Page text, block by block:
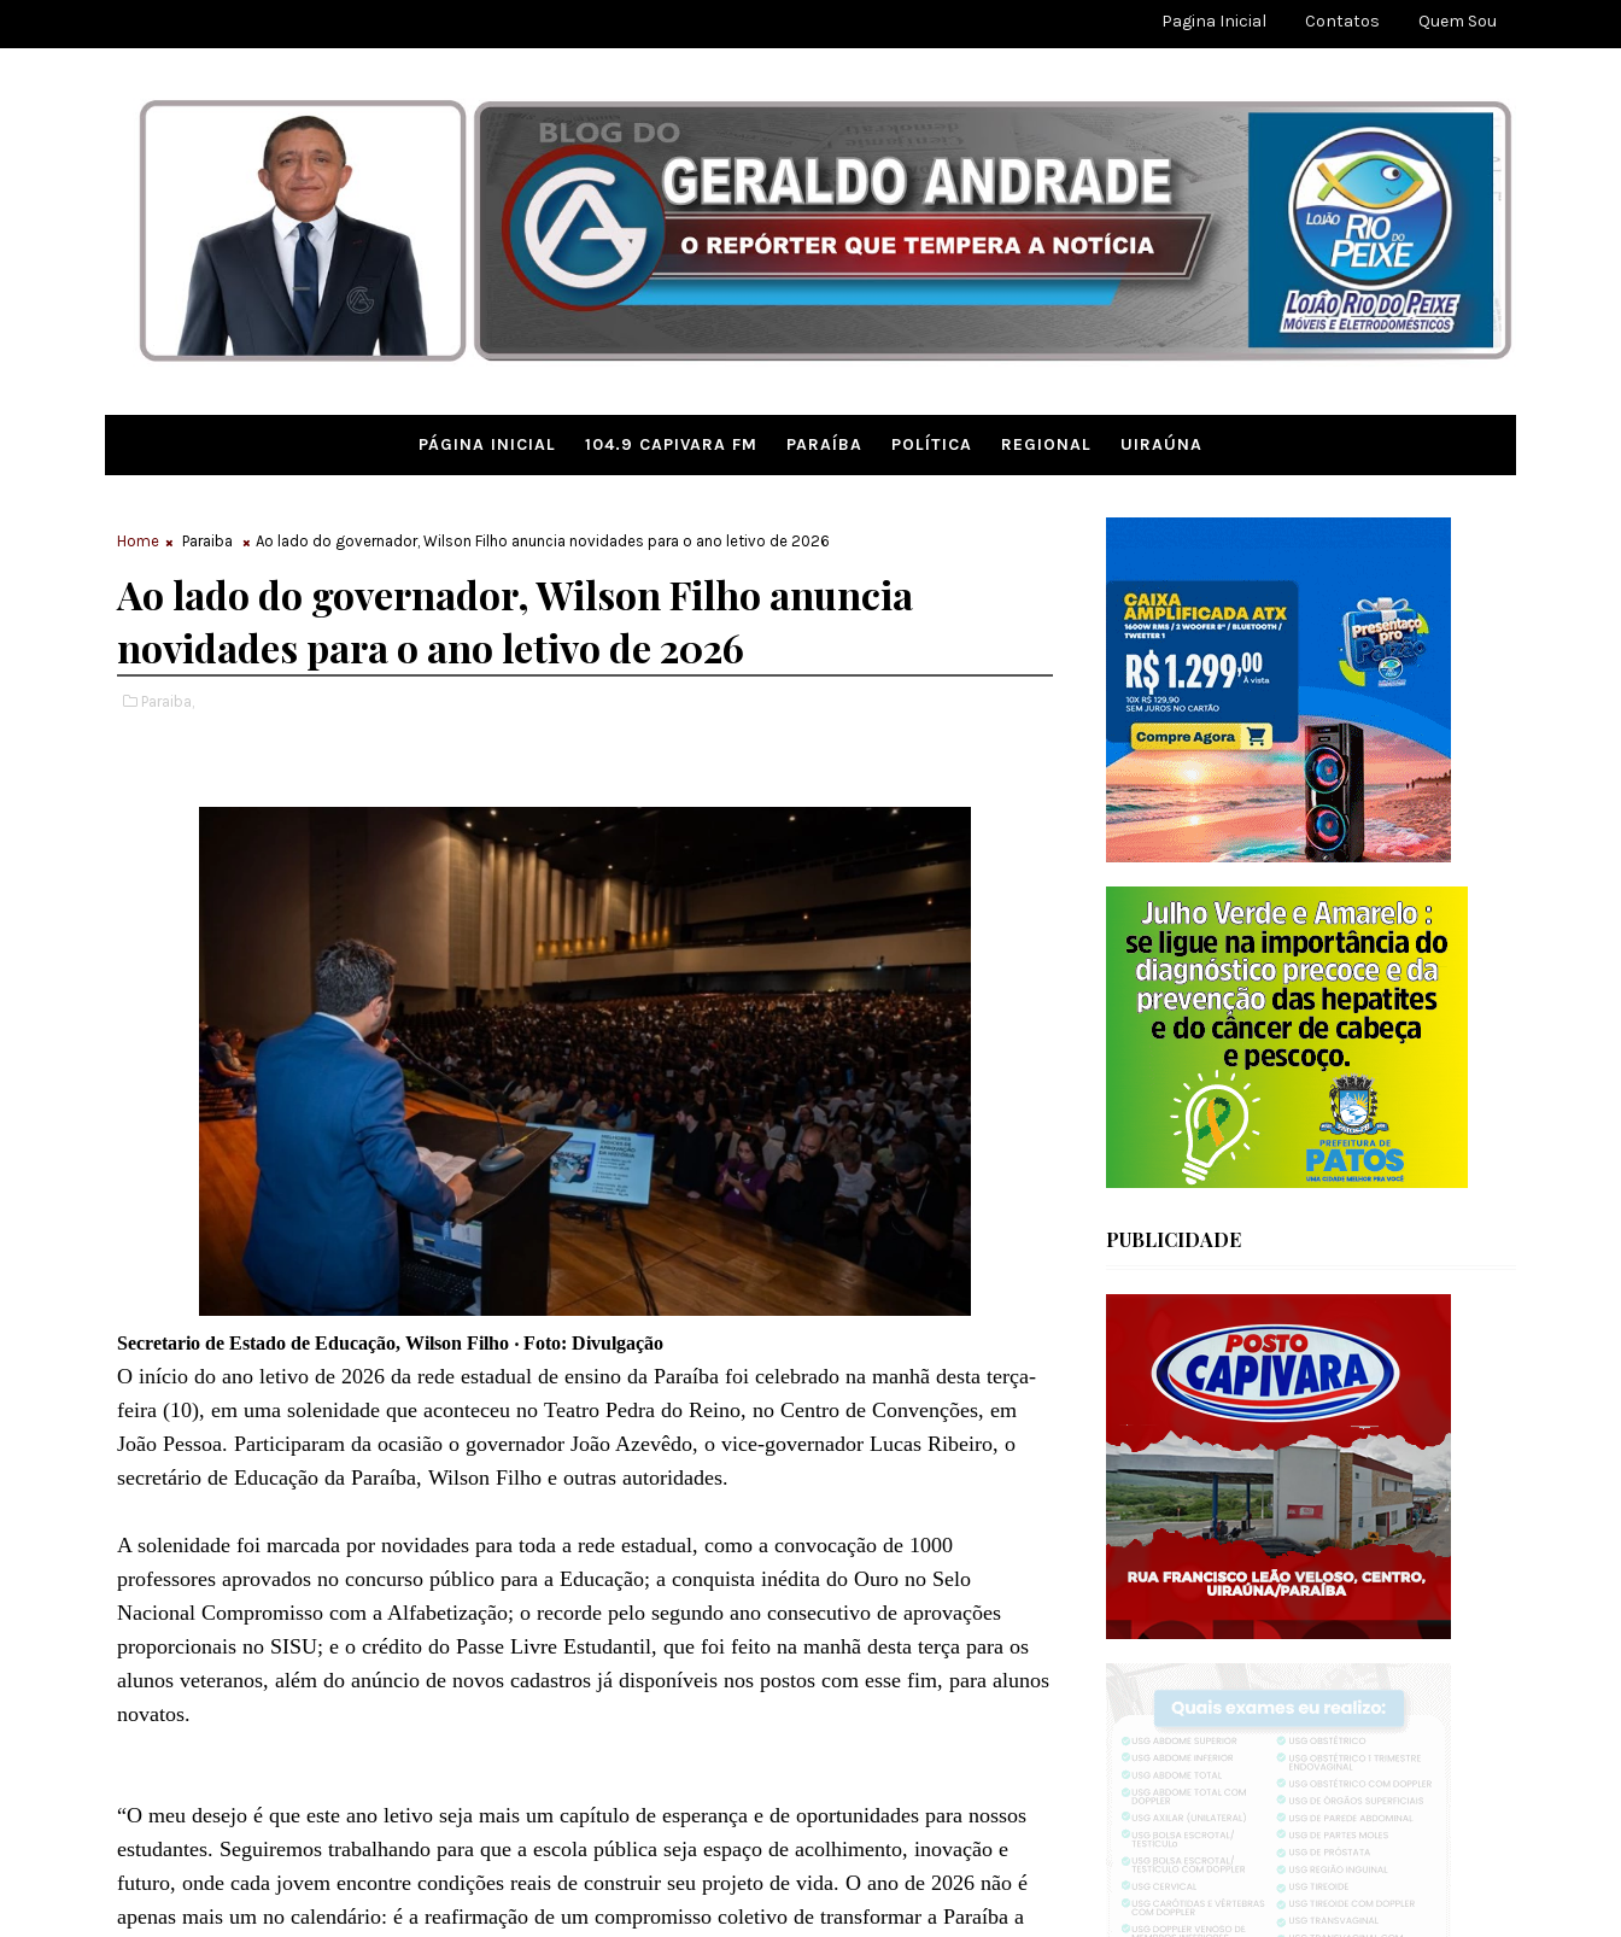
Pagina Inicial Contatos Quem Sou
PÁGINA INICIAL 104.9 CAPIVARA FM PARAÍBA POLÍTICA REGIONAL UIRAÚNA
Home Paraiba Ao lado do governador, Wilson Filho anuncia novidades para o ano letivo de 2026
Ao lado do governador, Wilson Filho anuncia
novidades para o ano letivo de 2026
Paraiba,
Secretario de Estado de Educação, Wilson Filho ‧ Foto: Divulgação
O início do ano letivo de 2026 da rede estadual de ensino da Paraíba foi celebrado na manhã desta terça-
feira (10), em uma solenidade que aconteceu no Teatro Pedra do Reino, no Centro de Convenções, em
João Pessoa. Participaram da ocasião o governador João Azevêdo, o vice-governador Lucas Ribeiro, o
secretário de Educação da Paraíba, Wilson Filho e outras autoridades.
A solenidade foi marcada por novidades para toda a rede estadual, como a convocação de 1000
professores aprovados no concurso público para a Educação; a conquista inédita do Ouro no Selo
Nacional Compromisso com a Alfabetização; o recorde pelo segundo ano consecutivo de aprovações
proporcionais no SISU; e o crédito do Passe Livre Estudantil, que foi feito na manhã desta terça para os
alunos veteranos, além do anúncio de novos cadastros já disponíveis nos postos com esse fim, para alunos
novatos.
“O meu desejo é que este ano letivo seja mais um capítulo de esperança e de oportunidades para nossos
estudantes. Seguiremos trabalhando para que a escola pública seja espaço de acolhimento, inovação e
futuro, onde cada jovem encontre condições reais de construir seu projeto de vida. O ano de 2026 não é
apenas mais um no calendário: é a reafirmação de um compromisso coletivo de transformar a Paraíba a
PUBLICIDADE